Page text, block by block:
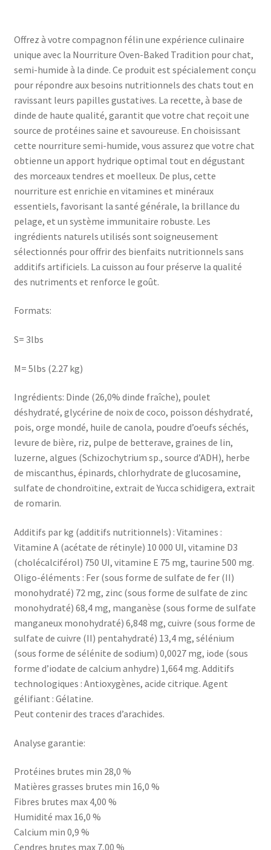
Offrez à votre compagnon félin une expérience culinaire
unique avec la Nourriture Oven-Baked Tradition pour chat,
semi-humide à la dinde. Ce produit est spécialement conçu
pour répondre aux besoins nutritionnels des chats tout en
ravissant leurs papilles gustatives. La recette, à base de
dinde de haute qualité, garantit que votre chat reçoit une
source de protéines saine et savoureuse. En choisissant
cette nourriture semi-humide, vous assurez que votre chat
obtienne un apport hydrique optimal tout en dégustant
des morceaux tendres et moelleux. De plus, cette
nourriture est enrichie en vitamines et minéraux
essentiels, favorisant la santé générale, la brillance du
pelage, et un système immunitaire robuste. Les
ingrédients naturels utilisés sont soigneusement
sélectionnés pour offrir des bienfaits nutritionnels sans
additifs artificiels. La cuisson au four préserve la qualité
des nutriments et renforce le goût.
Formats:
S= 3lbs
M= 5lbs (2.27 kg)
Ingrédients: Dinde (26,0% dinde fraîche), poulet
déshydraté, glycérine de noix de coco, poisson déshydraté,
pois, orge mondé, huile de canola, poudre d’oeufs séchés,
levure de bière, riz, pulpe de betterave, graines de lin,
luzerne, algues (Schizochytrium sp., source d’ADH), herbe
de miscanthus, épinards, chlorhydrate de glucosamine,
sulfate de chondroïtine, extrait de Yucca schidigera, extrait
de romarin.
Additifs par kg (additifs nutritionnels) : Vitamines :
Vitamine A (acétate de rétinyle) 10 000 UI, vitamine D3
(cholécalciférol) 750 UI, vitamine E 75 mg, taurine 500 mg.
Oligo-éléments : Fer (sous forme de sulfate de fer (II)
monohydraté) 72 mg, zinc (sous forme de sulfate de zinc
monohydraté) 68,4 mg, manganèse (sous forme de sulfate
manganeux monohydraté) 6,848 mg, cuivre (sous forme de
sulfate de cuivre (II) pentahydraté) 13,4 mg, sélénium
(sous forme de sélénite de sodium) 0,0027 mg, iode (sous
forme d’iodate de calcium anhydre) 1,664 mg. Additifs
technologiques : Antioxygènes, acide citrique. Agent
gélifiant : Gélatine.
Peut contenir des traces d’arachides.
Analyse garantie:
Protéines brutes min 28,0 %
Matières grasses brutes min 16,0 %
Fibres brutes max 4,00 %
Humidité max 16,0 %
Calcium min 0,9 %
Cendres brutes max 7,00 %